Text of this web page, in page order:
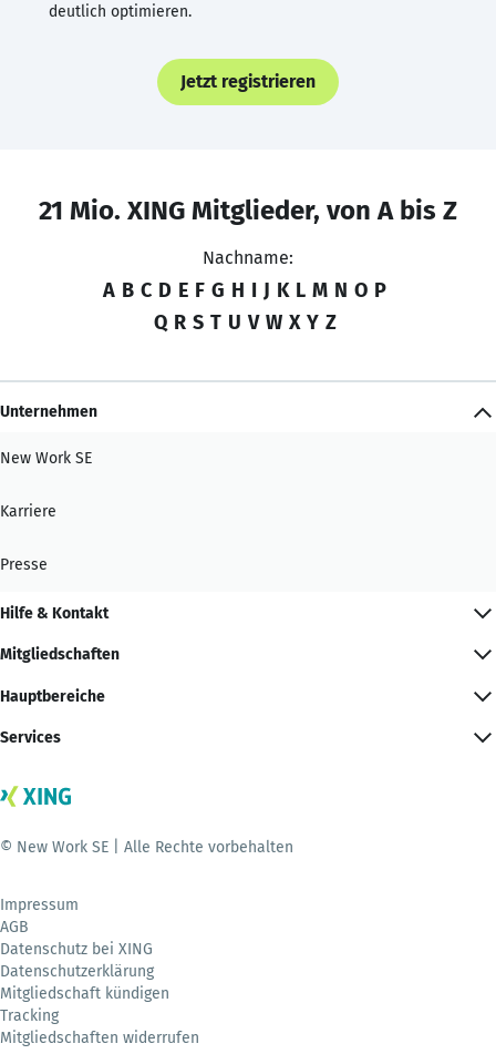
deutlich optimieren.
Jetzt registrieren
21 Mio. XING Mitglieder, von A bis Z
Nachname:
A B C D E F G H I J K L M N O P
Q R S T U V W X Y Z
Unternehmen
New Work SE
Karriere
Presse
Hilfe & Kontakt
Mitgliedschaften
Hauptbereiche
Services
© New Work SE | Alle Rechte vorbehalten
Impressum
AGB
Datenschutz bei XING
Datenschutzerklärung
Mitgliedschaft kündigen
Tracking
Mitgliedschaften widerrufen